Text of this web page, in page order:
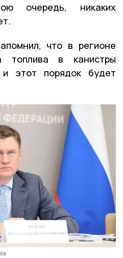
очередь, никаких
что в регионе
топлива в канистры
этот порядок будет